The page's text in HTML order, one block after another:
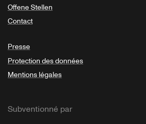
Offene Stellen
Contact
Presse
Protection des données
Mentions légales
Subventionné par